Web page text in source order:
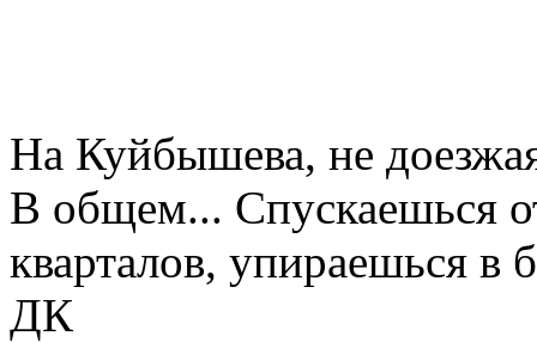
На Куйбышева, не
В общем... Спускаешься
кварталов, упираешься
ДК